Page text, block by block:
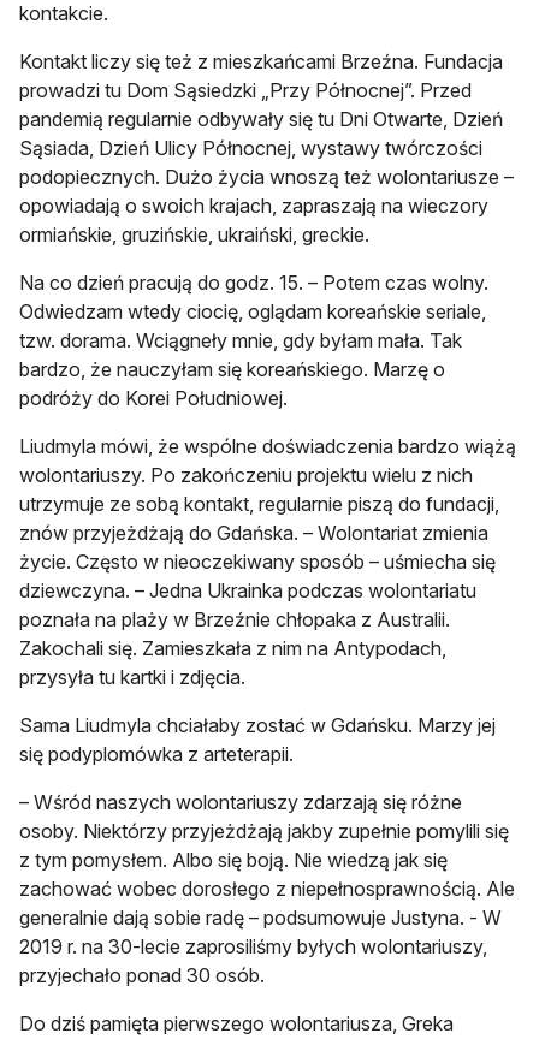
kontakcie.
Kontakt liczy się też z mieszkańcami Brzeźna. Fundacja
prowadzi tu Dom Sąsiedzki „Przy Północnej”. Przed
pandemią regularnie odbywały się tu Dni Otwarte, Dzień
Sąsiada, Dzień Ulicy Północnej, wystawy twórczości
podopiecznych. Dużo życia wnoszą też wolontariusze –
opowiadają o swoich krajach, zapraszają na wieczory
ormiańskie, gruzińskie, ukraiński, greckie.
Na co dzień pracują do godz. 15. – Potem czas wolny.
Odwiedzam wtedy ciocię, oglądam koreańskie seriale,
tzw. dorama. Wciągneły mnie, gdy byłam mała. Tak
bardzo, że nauczyłam się koreańskiego. Marzę o
podróży do Korei Południowej.
Liudmyla mówi, że wspólne doświadczenia bardzo wiążą
wolontariuszy. Po zakończeniu projektu wielu z nich
utrzymuje ze sobą kontakt, regularnie piszą do fundacji,
znów przyjeżdżają do Gdańska. – Wolontariat zmienia
życie. Często w nieoczekiwany sposób – uśmiecha się
dziewczyna. – Jedna Ukrainka podczas wolontariatu
poznała na plaży w Brzeźnie chłopaka z Australii.
Zakochali się. Zamieszkała z nim na Antypodach,
przysyła tu kartki i zdjęcia.
Sama Liudmyla chciałaby zostać w Gdańsku. Marzy jej
się podyplomówka z arteterapii.
– Wśród naszych wolontariuszy zdarzają się różne
osoby. Niektórzy przyjeżdżają jakby zupełnie pomylili się
z tym pomysłem. Albo się boją. Nie wiedzą jak się
zachować wobec dorosłego z niepełnosprawnością. Ale
generalnie dają sobie radę – podsumowuje Justyna. - W
2019 r. na 30-lecie zaprosiliśmy byłych wolontariuszy,
przyjechało ponad 30 osób.
Do dziś pamięta pierwszego wolontariusza, Greka